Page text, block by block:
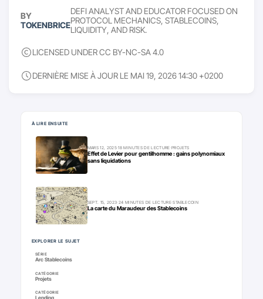
BY
TOKENBRICE
DEFI ANALYST AND EDUCATOR FOCUSED ON
PROTOCOL MECHANICS, STABLECOINS,
LIQUIDITY, AND RISK.
LICENSED UNDER CC BY-NC-SA 4.0
DERNIÈRE MISE À JOUR LE MAI 19, 2026 14:30 +0200
Pour aller plus loin
À LIRE ENSUITE
MARS 12, 2025·18 MINUTES DE LECTURE·PROJETS
Effet de Levier pour gentilhomme : gains polynomiaux
sans liquidations
SEPT. 15, 2023· 24 MINUTES DE LECTURE·STABLECOIN
La carte du Maraudeur des Stablecoins
EXPLORER LE SUJET
SÉRIE
Arc Stablecoins
CATÉGORIE
Projets
CATÉGORIE
Lending